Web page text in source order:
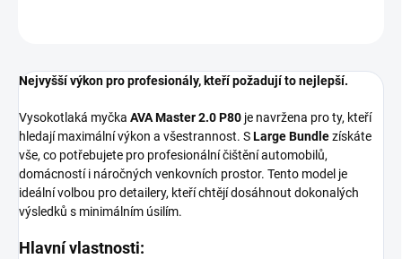
Nejvyšší výkon pro profesionály, kteří požadují to nejlepší.
Vysokotlaká myčka AVA Master 2.0 P80 je navržena pro ty, kteří
hledají maximální výkon a všestrannost. SLarge Bundlezískáte
vše, co potřebujete pro profesionální čištění automobilů,
domácností i náročných venkovních prostor. Tento model je
ideální volbou pro detailery, kteří chtějí dosáhnout dokonalých
výsledků s minimálním úsilím.
Hlavní vlastnosti: